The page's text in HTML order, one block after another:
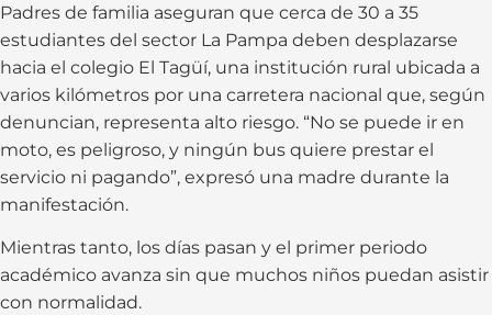
Padres de familia aseguran que cerca de 30 a 35
estudiantes del sector La Pampa deben desplazarse
hacia el colegio El Tagüí, una institución rural ubicada a
varios kilómetros por una carretera nacional que, según
denuncian, representa alto riesgo. “No se puede ir en
moto, es peligroso, y ningún bus quiere prestar el
servicio ni pagando”, expresó una madre durante la
manifestación.
Mientras tanto, los días pasan y el primer periodo
académico avanza sin que muchos niños puedan asistir
con normalidad.